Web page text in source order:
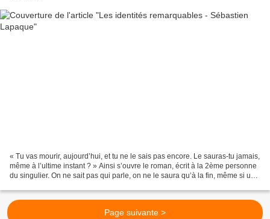
« Tu vas mourir, aujourd’hui, et tu ne le sais pas encore. Le sauras-tu jamais,
même à l’ultime instant ? » Ainsi s’ouvre le roman, écrit à la 2ème personne
du singulier. On ne sait pas qui parle, on ne le saura qu’à la fin, même si une
Page suivante >